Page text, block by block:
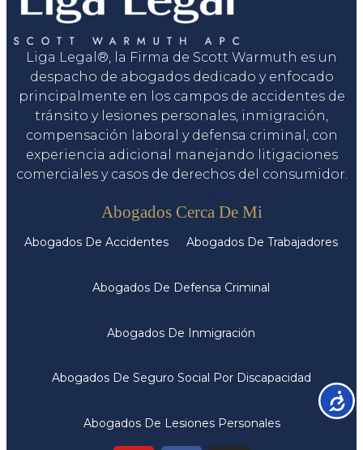
Liga Legal®, la Firma de Scott Warmuth es un
despacho de abogados dedicado y enfocado
principalmente en los campos de accidentes de
tránsito y lesiones personales, inmigración,
compensación laboral y defensa criminal, con
experiencia adicional manejando litigaciones
comerciales y casos de derechos del consumidor.
Abogados Cerca De Mi
Abogados De Accidentes Abogados De Trabajadores
Abogados De Defensa Criminal
Abogados De Inmigración
Abogados De Seguro Social Por Discapacidad
Abogados De Lesiones Personales